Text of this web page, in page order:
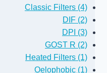
Classic Filters (4)
DIF (2)
DPI (3)
GOST R (2)
Heated Filters (1)
Oelophobic (1)